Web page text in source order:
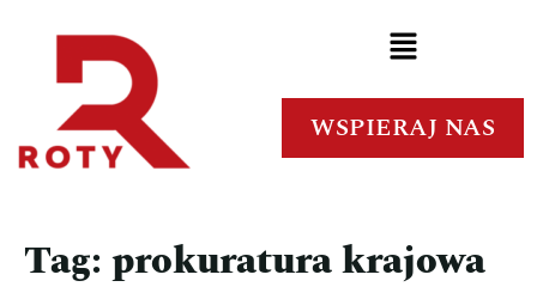
WSPIERAJ NAS
Tag: prokuratura krajowa